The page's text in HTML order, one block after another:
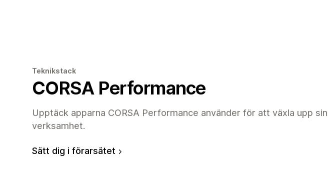
Teknikstack
CORSA Performance
Upptäck apparna CORSA Performance använder för att växla upp sin
verksamhet.
Sätt dig i förarsätet